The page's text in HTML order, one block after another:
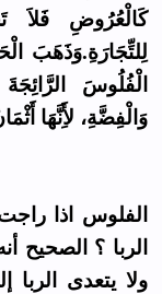
كَالْعُرُوضِ فَلاَ
لِلتِّجَارَةِ.وَذَهَبَ
الْفُلُوسَ
وَالْفِضَّةِ، لأَِنَّهَا
الفلوس اذا
الربا ؟ الصحيح
ولا يتعدى